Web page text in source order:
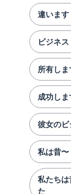
違います
ビジネス
所有しま
成功しま
彼女の
私は昔〜
私たち
た